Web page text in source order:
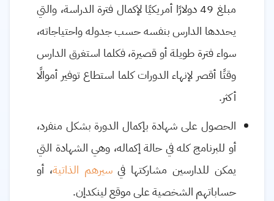
مبلغ 49 دولارًا أمريكيًا لإكمال فترة الدراسة، والتي
يحددها الدارس بنفسه حسب جدوله واحتياجاته،
سواء فترة طويلة أو قصيرة، فكلما استغرق الدارس
وقتًا أقصر لإنهاء الدورات كلما استطاع توفير أموالًا
أكثر.
الحصول على شهادة بإكمال الدورة بشكل منفرد،
أو للبرنامج كله في حالة إكماله، وهي الشهادة التي
يمكن للدارسين مشاركتها فيسيرهم الذاتية، أو
حساباتهم الشخصية على موقع لينكدإن.